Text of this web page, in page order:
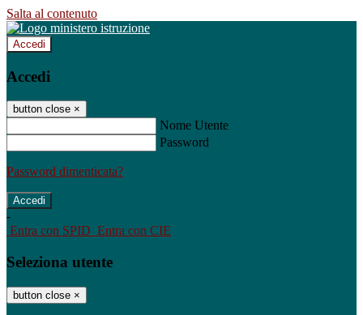
Salta al contenuto
Accedi
Accedi
button close ×
Nome Utente
Password
Password dimenticata?
-
Entra con SPID Entra con CIE
Seleziona utente
button close ×